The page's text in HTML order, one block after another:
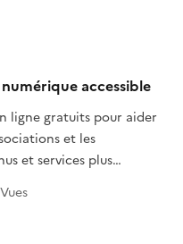
accessible
ligne gratuits pour aider
et les
et services plus
de handicap. On y
différents handicaps,
Vues